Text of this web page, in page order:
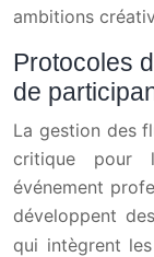
ambitions
Protocoles
de
La gestion des
critique pour
événement
développent des
qui intègrent